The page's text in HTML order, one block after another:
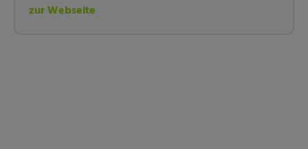
zur Webseite